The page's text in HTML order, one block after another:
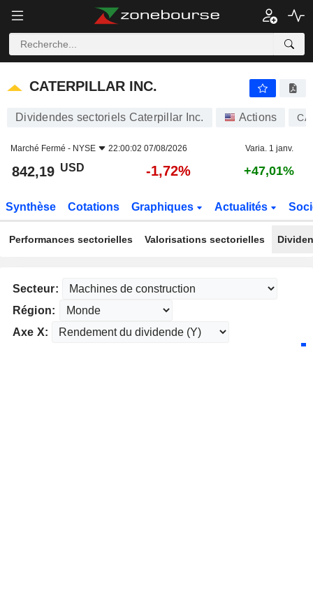
CATERPILLAR INC.
CATERPILLAR INC.
Dividendes sectoriels Caterpillar Inc. Actions
Marché Fermé - NYSE 22:00:02 07/08/2026 Varia. 1 janv.
842,19 USD -1,72% +47,01%
Synthèse Cotations Graphiques Actualités
Performances sectorielles Valorisations sectorielles
Secteur:
Région:
Axe X: